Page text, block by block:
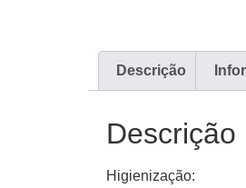
Descrição
Descrição
Higienização: